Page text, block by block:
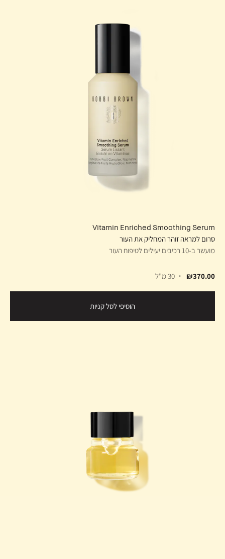
Vitamin Enriched Smoothing Serum
סרום למראה זוהר המחליק את העור
מועשר ב-10 רכיבים יעילים לטיפוח העור
₪370.00 30 מ"ל
הוסיפי לסל קניות